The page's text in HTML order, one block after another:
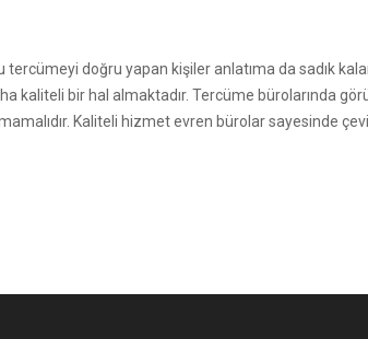
doğru yapan kişiler anlatıma da sadık
kaliteli bir hal almaktadır. Tercüme bürolarında
Kaliteli hizmet evren bürolar sayesinde